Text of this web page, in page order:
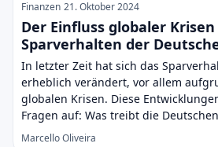
Finanzen 21. Oktober 2024
Der Einfluss globaler
Sparverhalten der
In letzter Zeit hat sich das
erheblich verändert, vor allem
globalen Krisen. Diese
Fragen auf: Was treibt die
Marcello Oliveira